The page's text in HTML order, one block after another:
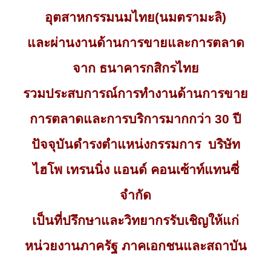
อุตสาหกรรมนมไทย(นมตรามะลิ)
และผ่านงานด้านการขายและการตลาด
จาก ธนาคารกสิกรไทย
รวมประสบการณ์การทำงานด้านการขาย
การตลาดและการบริการมากกว่า 30 ปี
ปัจจุบันดำรงตำแหน่งกรรมการ บริษัท
ไฮโพ เทรนนิ่ง แอนด์ คอนเซ้าท์แทนซี่
จำกัด
เป็นที่ปรึกษาและวิทยากรรับเชิญให้แก่
หน่วยงานภาครัฐ ภาคเอกชนและสถาบัน